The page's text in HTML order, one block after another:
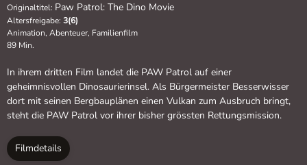
Originaltitel: Paw Patrol: The Dino Movie
Altersfreigabe: 3(6)
Animation, Abenteuer, Familienfilm
89 Min.
In ihrem dritten Film landet die PAW Patrol auf einer
geheimnisvollen Dinosaurierinsel. Als Bürgermeister Besserwisser
dort mit seinen Bergbauplänen einen Vulkan zum Ausbruch bringt,
steht die PAW Patrol vor ihrer bisher grössten Rettungsmission.
Filmdetails